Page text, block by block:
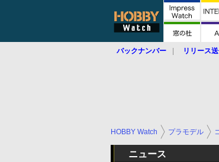
バックナンバー リリース
HOBBY Watch プラモデル
ニュース